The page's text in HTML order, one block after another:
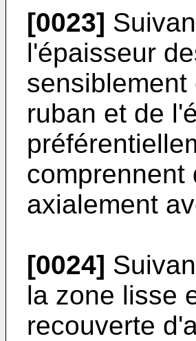
[0023]
l'épaisseur
ruban et de
comprennent
axialement
[0024]
la zone lisse
recouverte